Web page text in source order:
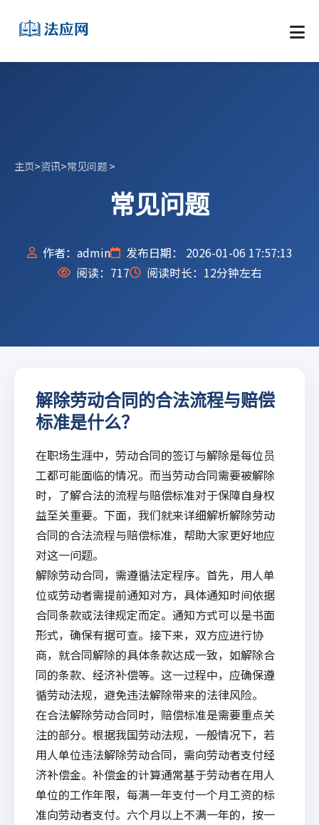
主页>资讯>常见问题>
常见问题
作者：admin
发布日期： 2026-01-06 17:57:13
阅读： 717 阅读时长：12分钟左右
解除劳动合同的合法流程与赔偿
标准是什么？
在职场生涯中，劳动合同的签订与解除是每位员
工都可能面临的情况。而当劳动合同需要被解除
时，了解合法的流程与赔偿标准对于保障自身权
益至关重要。下面，我们就来详细解析解除劳动
合同的合法流程与赔偿标准，帮助大家更好地应
对这一问题。
解除劳动合同，需遵循法定程序。首先，用人单
位或劳动者需提前通知对方，具体通知时间依据
合同条款或法律规定而定。通知方式可以是书面
形式，确保有据可查。接下来，双方应进行协
商，就合同解除的具体条款达成一致，如解除合
同的条款、经济补偿等。这一过程中，应确保遵
循劳动法规，避免违法解除带来的法律风险。
在合法解除劳动合同时，赔偿标准是需要重点关
注的部分。根据我国劳动法规，一般情况下，若
用人单位违法解除劳动合同，需向劳动者支付经
济补偿金。补偿金的计算通常基于劳动者在用人
单位的工作年限，每满一年支付一个月工资的标
准向劳动者支付。六个月以上不满一年的，按一